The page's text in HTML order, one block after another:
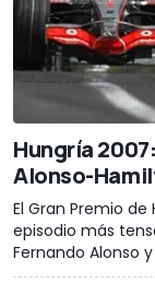
Hungría
Alonso-
El Gran Premio
episodio más
Fernando Alonso